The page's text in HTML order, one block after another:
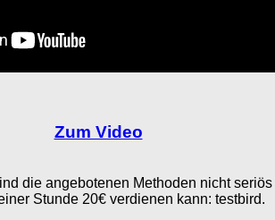
Zum Video
die angebotenen Methoden nicht
Stunde 20€ verdienen kann: testbird.